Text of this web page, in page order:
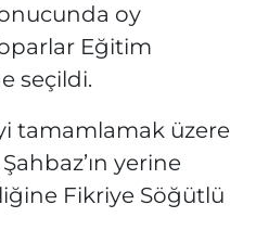
oy
Eğitim
seçildi.
tamamlamak üzere
yerine
Fikriye Söğütlü